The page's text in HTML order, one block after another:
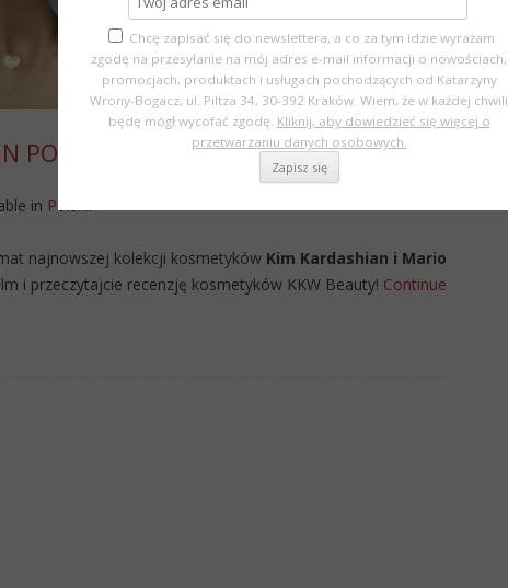
POLISH
in Polski.
najnowszej kolekcji kosmetyków Kim Kardashian i Mario
i przeczytajcie recenzję kosmetyków KKW Beauty! Continue
Chcę zapisać się do newslettera, a co za tym idzie wyrażam
zgodę na przesyłanie na mój adres e-mail informacji o nowościach,
promocjach, produktach i usługach pochodzących od Katarzyny
Wrony-Bogacz, ul. Piltza 34, 30-392 Kraków. Wiem, że w każdej chwili
będę mógł wycofać zgodę. Kliknij, aby dowiedzieć się więcej o
przetwarzaniu danych osobowych.